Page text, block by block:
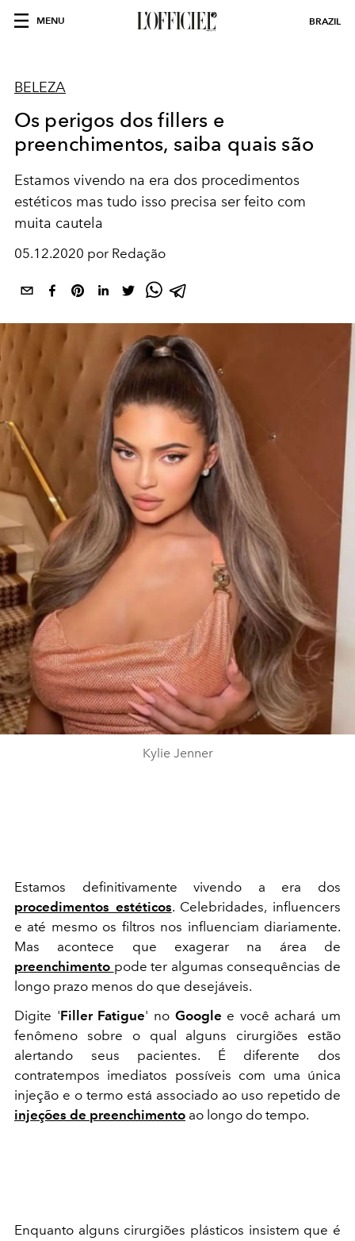
MENU BRAZIL
BELEZA
Os perigos dos fillers e
preenchimentos, saiba quais são
Estamos vivendo na era dos procedimentos
estéticos mas tudo isso precisa ser feito com
muita cautela
05.12.2020 por Redação
Kylie Jenner
Estamos definitivamente vivendo a era dos
procedimentos estéticos. Celebridades, influencers
e até mesmo os filtros nos influenciam diariamente.
Mas acontece que exagerar na área de
preenchimento pode ter algumas consequências de
longo prazo menos do que desejáveis.
Digite 'Filler Fatigue' no Google e você achará um
fenômeno sobre o qual alguns cirurgiões estão
alertando seus pacientes. É diferente dos
contratempos imediatos possíveis com uma única
injeção e o termo está associado ao uso repetido de
injeções de preenchimento ao longo do tempo.
Enquanto alguns cirurgiões plásticos insistem que é